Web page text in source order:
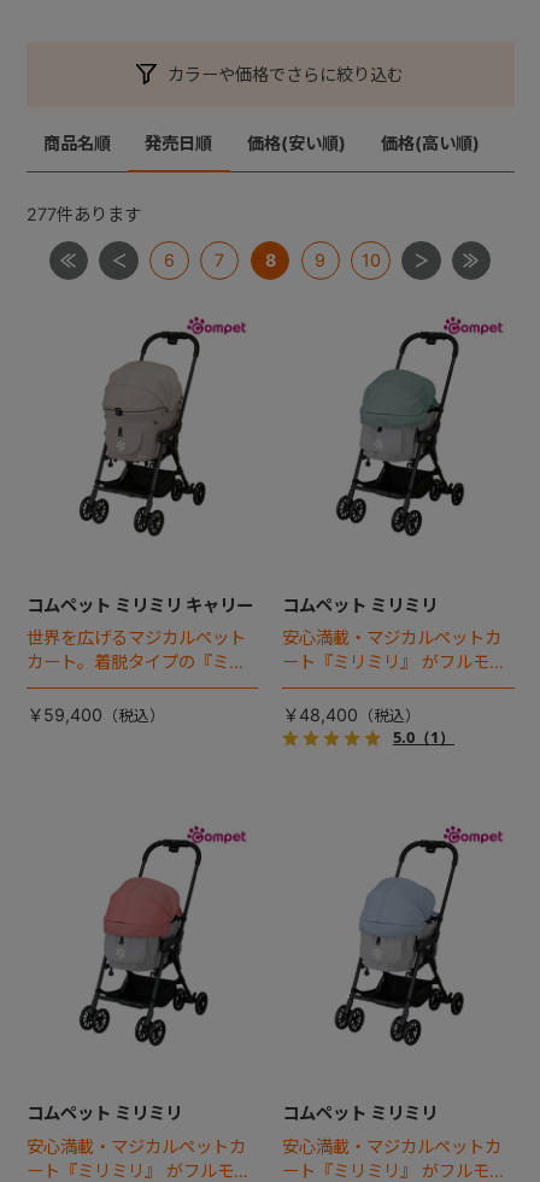
カラーや価格でさらに絞り込む
商品名順 発売日順 価格(安い順) 価格(高い順)
277件あります
6 7 8 9 10
コムペット ミリミリ キャリー
世界を広げるマジカルペット
カート。着脱タイプの『ミリ
ミリEG』 がフルモデルチェン
ジ 。新機能「マジカルフォー
￥59,400
コムペット ミリミリ
安心満載・マジカルペットカ
ート『ミリミリ』 がフルモデ
ルチェンジ。 新機能「マジカ
ルフォールディング」搭載
￥48,400
5.0（1）
コムペット ミリミリ
安心満載・マジカルペットカ
ート『ミリミリ』 がフルモデ
コムペット ミリミリ
安心満載・マジカルペットカ
ート『ミリミリ』 がフルモデ